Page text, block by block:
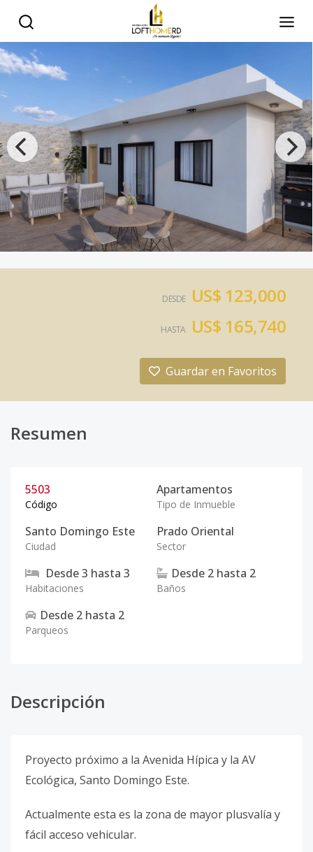
DESDE US$ 123,000
HASTA US$ 165,740
Guardar en Favoritos
Resumen
5503
Código
Apartamentos
Tipo de Inmueble
Santo Domingo Este
Ciudad
Prado Oriental
Sector
Desde3 hasta 3
Habitaciones
Desde 2 hasta 2
Baños
Desde 2 hasta 2
Parqueos
Descripción
Proyecto próximo a la Avenida Hípica y la AV
Ecológica, Santo Domingo Este.
Actualmente esta es la zona de mayor plusvalía y
fácil acceso vehicular.